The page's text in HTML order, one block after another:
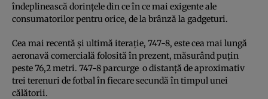
îndeplinească dorințele din ce în ce mai exigente ale
consumatorilor pentru orice, de la brânză la gadgeturi.
Cea mai recentă și ultimă iterație, 747-8, este cea mai lungă
aeronavă comercială folosită în prezent, măsurând puțin
peste 76,2 metri. 747-8 parcurge o distanță de aproximativ
trei terenuri de fotbal în fiecare secundă în timpul unei
călătorii.